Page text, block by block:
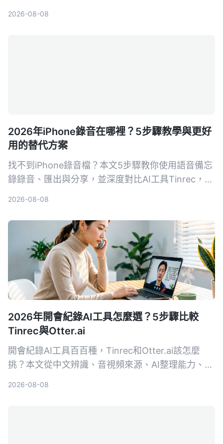
2026-08-08
2026年iPhone錄音在哪裡？5步驟教學與更好
用的替代方案
找不到iPhone錄音檔？本文5步驟教你使用語音備忘
錄錄音、匯出與分享，並深度對比AI工具Tinrec，讓
2026-08-08
2026年開會紀錄AI工具怎麼選？5步驟比較
Tinrec與Otter.ai
開會紀錄AI工具百百種，Tinrec和Otter.ai該怎麼
挑？本文從中文辨識、音視頻來源、AI整理能力、價
2026-08-08